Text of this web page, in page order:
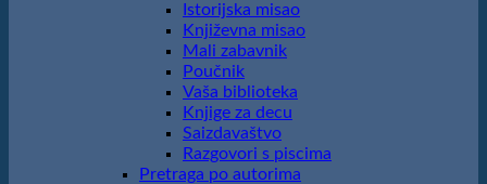
Istorijska misao
Književna misao
Mali zabavnik
Poučnik
Vaša biblioteka
Knjige za decu
Saizdavaštvo
Razgovori s piscima
Pretraga po autorima